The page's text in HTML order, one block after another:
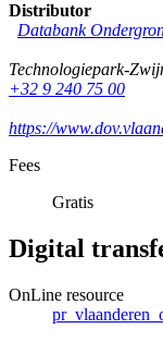
Distributor
Databank
Technologiepark-
+32 9 240 75 00
https://
Fees
Gratis
Digital
OnLine resource